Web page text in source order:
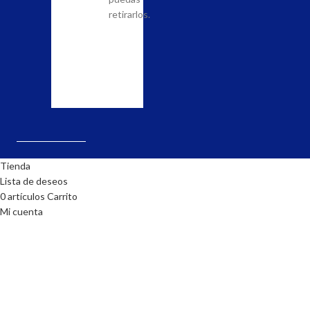
nuestra
retirarlos.
Tienda
Lista de deseos
0artículos Carrito
Mi cuenta